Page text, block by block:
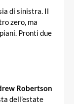
di sinistra. Il
zero, ma
Pronti due
Robertson
dell’estate